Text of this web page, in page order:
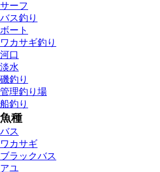
サーフ
バス釣り
ボート
ワカサギ釣り
河口
淡水
磯釣り
管理釣り場
船釣り
魚種
バス
ワカサギ
ブラックバス
アユ